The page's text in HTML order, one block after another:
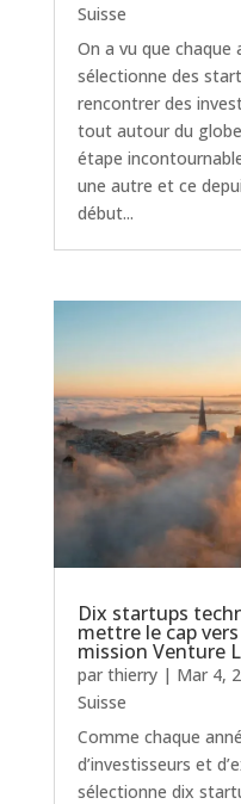
Suisse
On a vu que chaque
sélectionne des
rencontrer des
tout autour du
étape
une autre et ce
début...
Dix startups
mettre le cap
mission Venture
par thierry| Mar 4,
Suisse
Comme chaque
d’investisseurs et
sélectionne dix